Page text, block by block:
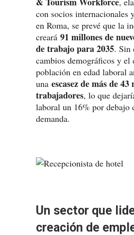
con socios internacionales
en Roma, se prevé que la
creará 91 millones de
de trabajo para 2035. Sin
cambios demográficos y el
población en edad laboral
una escasez de más de
trabajadores, lo que
laboral un 16% por debajo
demanda.
Un sector que
creación de